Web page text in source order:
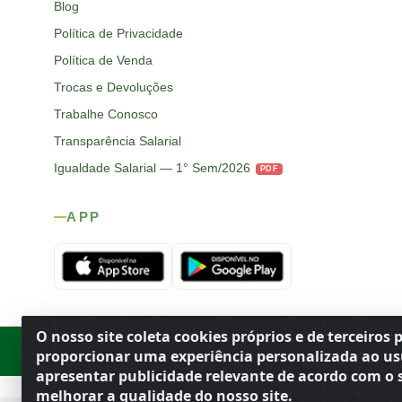
O nosso site coleta cookies próprios e de terceiros
proporcionar uma experiência personalizada ao
apresentar publicidade relevante de acordo com o
melhorar a qualidade do nosso site.
Blog
Política de Privacidade
Política de Venda
Trocas e Devoluções
Trabalhe Conosco
Transparência Salarial
Igualdade Salarial — 1° Sem/2026
PDF
APP
Rod. SP-215, s/n, km 98 — Área Rural Porto Ferreira/ ·